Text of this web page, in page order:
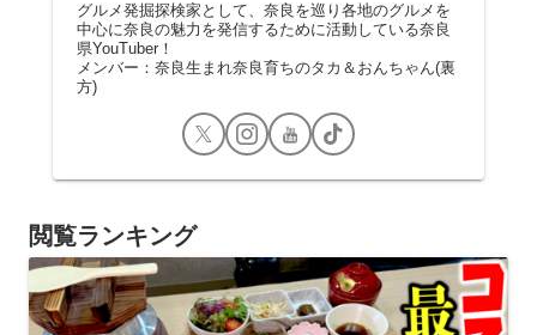
グルメ発掘探検家として、奈良を巡り各地のグルメを
中心に奈良の魅力を発信するために活動している奈良
県YouTuber！
メンバー：奈良生まれ奈良育ちのタカ＆おんちゃん(裏
方)
閲覧ランキング